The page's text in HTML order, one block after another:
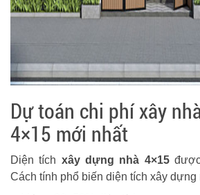
Dự toán chi phí xây
4×15 mới nhất
Diện tích xây dựng nhà 4×15được
Cách tính phổ biến diện tích xây dựng